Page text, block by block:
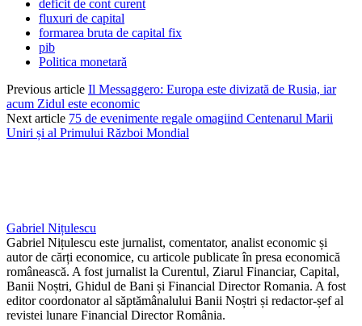
deficit de cont curent
fluxuri de capital
formarea bruta de capital fix
pib
Politica monetară
Previous article Il Messaggero: Europa este divizată de Rusia, iar
acum Zidul este economic
Next article 75 de evenimente regale omagiind Centenarul Marii
Uniri și al Primului Război Mondial
Gabriel Nițulescu
Gabriel Nițulescu este jurnalist, comentator, analist economic și
autor de cărți economice, cu articole publicate în presa economică
românească. A fost jurnalist la Curentul, Ziarul Financiar, Capital,
Banii Noștri, Ghidul de Bani și Financial Director Romania. A fost
editor coordonator al săptămânalului Banii Noștri și redactor-șef al
revistei lunare Financial Director România.